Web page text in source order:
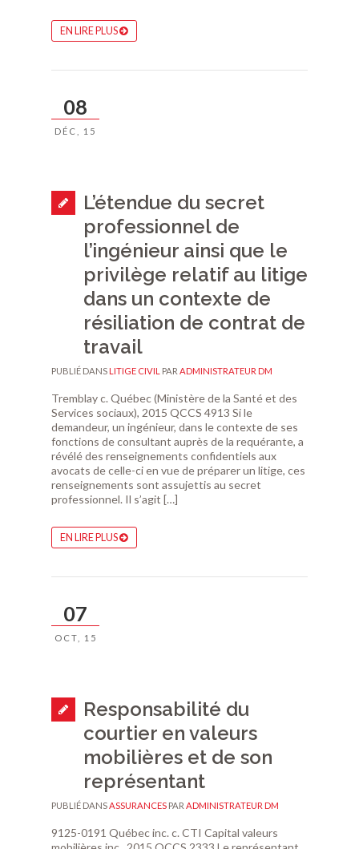
EN LIRE PLUS
L’étendue du secret
professionnel de
l’ingénieur ainsi que le
privilège relatif au litige
dans un contexte de
résiliation de contrat de
travail
PUBLIÉ DANSLITIGE CIVIL PAR ADMINISTRATEUR DM
Tremblay c. Québec (Ministère de la Santé et des
Services sociaux), 2015 QCCS 4913 Si le
demandeur, un ingénieur, dans le contexte de ses
fonctions de consultant auprès de la requérante, a
révélé des renseignements confidentiels aux
avocats de celle-ci en vue de préparer un litige, ces
renseignements sont assujettis au secret
professionnel. Il s’agit […]
EN LIRE PLUS
08
DÉC, 15
Responsabilité du
courtier en valeurs
mobilières et de son
représentant
PUBLIÉ DANSASSURANCES PAR ADMINISTRATEUR DM
9125-0191 Québec inc. c. CTI Capital valeurs
07
OCT, 15